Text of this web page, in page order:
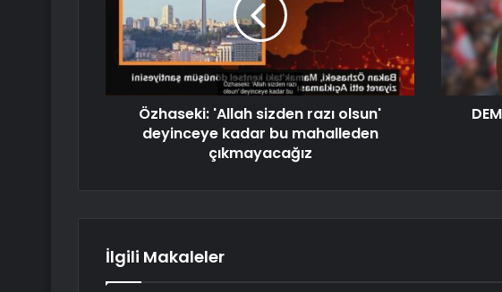
Özhaseki: 'Allah sizden razı olsun'
deyinceye kadar bu mahalleden
çıkmayacağız
İlgili Makaleler